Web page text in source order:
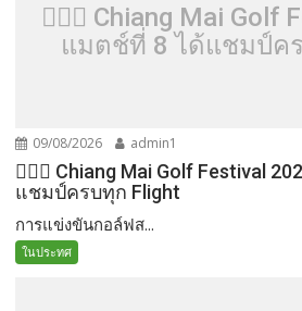
🏌️‍♂️⛳ Chiang Mai Golf
แมตช์ที่ 8 ได้แชมป์ค
09/08/2026 admin1
🏌️‍♂️⛳ Chiang Mai Golf Festival
แชมป์ครบทุก Flight
การแข่งขันกอล์ฟส...
ในประทศ